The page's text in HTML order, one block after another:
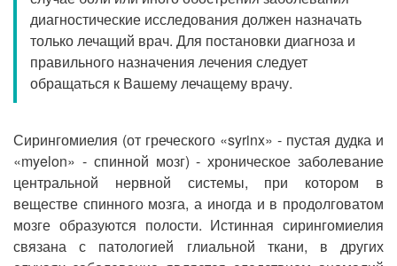
Прием уролога
Прием хирурга
Прием кардиолога
диагностические исследования должен назначать
только лечащий врач. Для постановки диагноза и
правильного назначения лечения следует
обращаться к Вашему лечащему врачу.
Сирингомиелия (от греческого «syrinx» - пустая дудка и
«myelon» - спинной мозг) - хроническое заболевание
центральной нервной системы, при котором в
веществе спинного мозга, а иногда и в продолговатом
мозге образуются полости. Истинная сирингомиелия
связана с патологией глиальной ткани, в других